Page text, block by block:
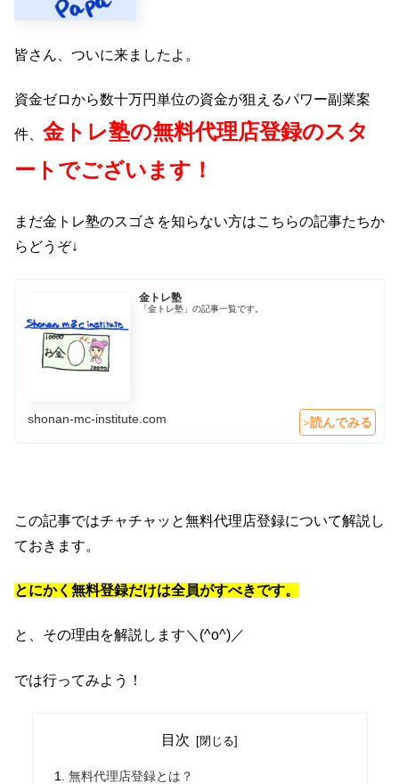
皆さん、ついに来ましたよ。
資金ゼロから数十万円単位の資金が狙えるパワー副業案
件、 金トレ塾の無料代理店登録のスタ
ートでございます！
まだ金トレ塾のスゴさを知らない方はこちらの記事たちか
らどうぞ↓
金トレ塾
「金トレ塾」の記事一覧です。
shonan-mc-institute.com
この記事ではチャチャッと無料代理店登録について解説し
ておきます。
とにかく無料登録だけは全員がすべきです。
と、その理由を解説します＼(^o^)／
では行ってみよう！
目次
無料代理店登録とは？